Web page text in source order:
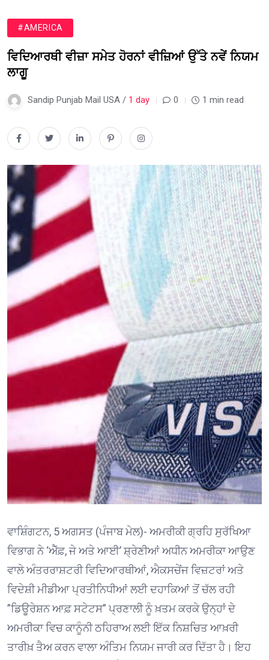
#AMERICA
ਵਿਦਿਆਰਥੀ ਵੀਜ਼ਾ ਸਮੇਤ ਹੋਰਨਾਂ ਵੀਜ਼ਿਆਂ ਉੱਤੇ ਨਵੇਂ ਨਿਯਮ
ਲਾਗੂ
Sandip Punjab Mail USA / 1 day 0 1 min read
ਵਾਸ਼ਿੰਗਟਨ, 5 ਅਗਸਤ (ਪੰਜਾਬ ਮੇਲ)- ਅਮਰੀਕੀ ਗ੍ਰਹਿ ਸੁਰੱਖਿਆ
ਵਿਭਾਗ ਨੇ ‘ਐੱਫ਼, ਜੇ ਅਤੇ ਆਈ’ ਸ਼੍ਰੇਣੀਆਂ ਅਧੀਨ ਅਮਰੀਕਾ ਆਉਣ
ਵਾਲੇ ਅੰਤਰਰਾਸ਼ਟਰੀ ਵਿਦਿਆਰਥੀਆਂ, ਐਕਸਚੇਂਜ ਵਿਜ਼ਟਰਾਂ ਅਤੇ
ਵਿਦੇਸ਼ੀ ਮੀਡੀਆ ਪ੍ਰਤੀਨਿਧੀਆਂ ਲਈ ਦਹਾਕਿਆਂ ਤੋਂ ਚੱਲ ਰਹੀ
”ਡਿਊਰੇਸ਼ਨ ਆਫ਼ ਸਟੇਟਸ” ਪ੍ਰਣਾਲੀ ਨੂੰ ਖ਼ਤਮ ਕਰਕੇ ਉਨ੍ਹਾਂ ਦੇ
ਅਮਰੀਕਾ ਵਿਚ ਕਾਨੂੰਨੀ ਠਹਿਰਾਅ ਲਈ ਇੱਕ ਨਿਸ਼ਚਿਤ ਆਖ਼ਰੀ
ਤਾਰੀਖ਼ ਤੈਅ ਕਰਨ ਵਾਲਾ ਅੰਤਿਮ ਨਿਯਮ ਜਾਰੀ ਕਰ ਦਿੱਤਾ ਹੈ। ਇਹ